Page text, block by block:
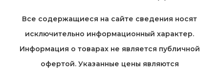
Все содержащиеся на cайте сведения носят
исключительно информационный характер.
Информация о товарах не является публичной
офертой. Указанные цены являются